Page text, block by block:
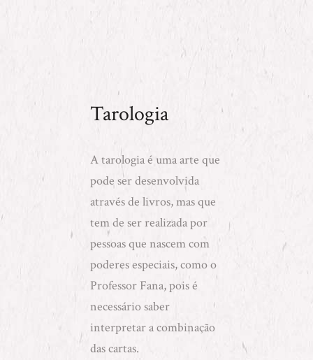
Tarologia
A tarologia é uma arte que
pode ser desenvolvida
através de livros, mas que
tem de ser realizada por
pessoas que nascem com
poderes especiais, como o
Professor Fana, pois é
necessário saber
interpretar a combinação
das cartas.